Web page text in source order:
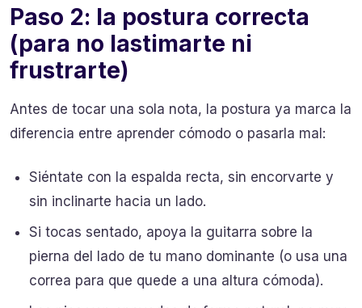
Paso 2: la postura correcta
(para no lastimarte ni
frustrarte)
Antes de tocar una sola nota, la postura ya marca la
diferencia entre aprender cómodo o pasarla mal:
Siéntate con la espalda recta, sin encorvarte y
sin inclinarte hacia un lado.
Si tocas sentado, apoya la guitarra sobre la
pierna del lado de tu mano dominante (o usa una
correa para que quede a una altura cómoda).